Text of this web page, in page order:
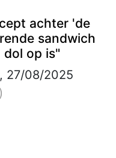
achter 'de
sandwich
dol op is"
27/08/2025